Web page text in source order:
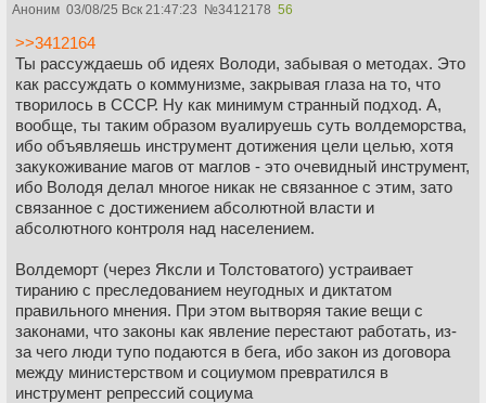
аристократией, ставит Магию выше них. Частично он и
сам аристократ, частично маг, но именно мир волшебства
он ставит в абсолют. И глядя на то, как истории написала
Роулинг - вполне заслужено. В её же глазах мир маглов
любить нельзя. И если подумать, то Гарри и компания
просто отстояли социальные лифты в мир избранных
для снежинок вроде Гермионы и Лили. Нет, я сам был
очарован этим миром, но то, что я расписал, всегда
отдавало странным чувством о том, что история вроде
хочет подвести к морали, которая в своей сути
спотыкается сама о себя. Ну, если не задумываться об
этом, то моральная противоречивость даже добавляет
изюминку. Ну, как и о многом в ГП лучше меньше
задумываться, а больше прочувствовать.
Аноним 03/08/25 Вск 21:47:23 №3412178 56
>>3412164
Ты рассуждаешь об идеях Володи, забывая о методах. Это
как рассуждать о коммунизме, закрывая глаза на то, что
творилось в СССР. Ну как минимум странный подход. А,
вообще, ты таким образом вуалируешь суть волдеморства,
ибо объявляешь инструмент дотижения цели целью, хотя
закукоживание магов от маглов - это очевидный инструмент,
ибо Володя делал многое никак не связанное с этим, зато
связанное с достижением абсолютной власти и
абсолютного контроля над населением.
Волдеморт (через Яксли и Толстоватого) устраивает
тиранию с преследованием неугодных и диктатом
правильного мнения. При этом вытворяя такие вещи с
законами, что законы как явление перестают работать, из-
за чего люди тупо подаются в бега, ибо закон из договора
между министерством и социумом превратился в
инструмент репрессий социума